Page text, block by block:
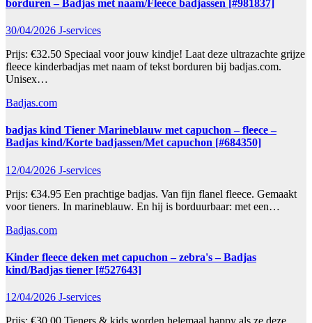
borduren – Badjas met naam/Fleece badjassen [#981837]
30/04/2026 J-services
Prijs: €32.50 Speciaal voor jouw kindje! Laat deze ultrazachte grijze
fleece kinderbadjas met naam of tekst borduren bij badjas.com.
Unisex…
Badjas.com
badjas kind Tiener Marineblauw met capuchon – fleece –
Badjas kind/Korte badjassen/Met capuchon [#684350]
12/04/2026 J-services
Prijs: €34.95 Een prachtige badjas. Van fijn flanel fleece. Gemaakt
voor tieners. In marineblauw. En hij is borduurbaar: met een…
Badjas.com
Kinder fleece deken met capuchon – zebra's – Badjas
kind/Badjas tiener [#527643]
12/04/2026 J-services